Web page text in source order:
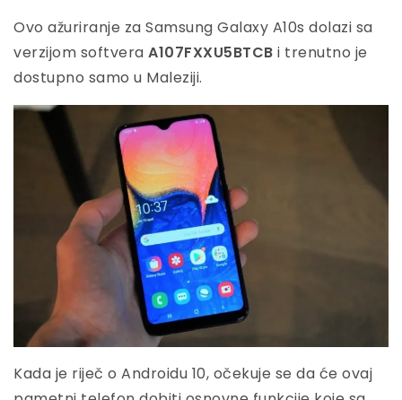
Ovo ažuriranje za Samsung Galaxy A10s dolazi sa
verzijom softvera A107FXXU5BTCB i trenutno je
dostupno samo u Maleziji.
Kada je riječ o Androidu 10, očekuje se da će ovaj